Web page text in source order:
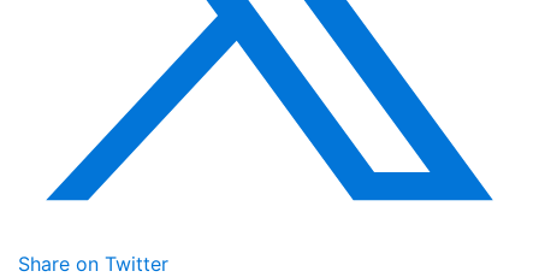
Share on Twitter